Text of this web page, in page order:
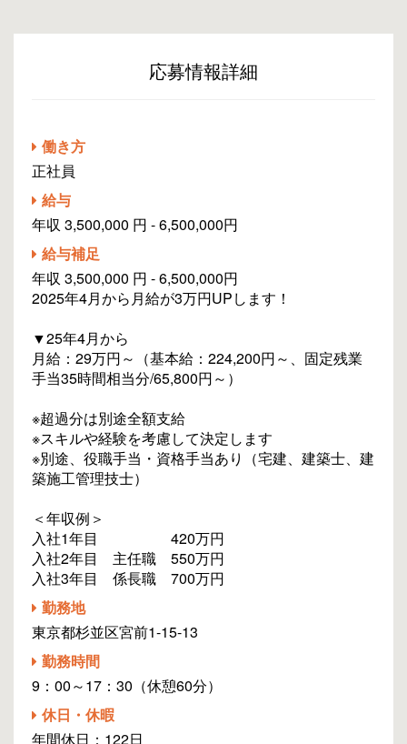
応募情報詳細
働き方
正社員
給与
年収 3,500,000 円 - 6,500,000円
給与補足
年収 3,500,000 円 - 6,500,000円
2025年4月から月給が3万円UPします！
▼25年4月から
月給：29万円～（基本給：224,200円～、固定残業
手当35時間相当分/65,800円～）
※超過分は別途全額支給
※スキルや経験を考慮して決定します
※別途、役職手当・資格手当あり（宅建、建築士、建
築施工管理技士）
＜年収例＞
入社1年目 420万円
入社2年目 主任職 550万円
入社3年目 係長職 700万円
勤務地
東京都杉並区宮前1-15-13
勤務時間
9：00～17：30（休憩60分）
休日・休暇
年間休日：122日